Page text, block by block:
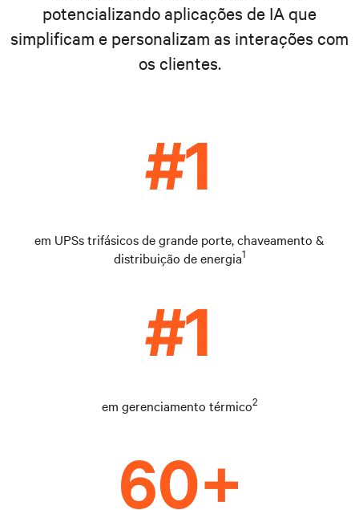
potencializando aplicações de IA que
simplificam e personalizam as interações com
os clientes.
em UPSs trifásicos de grande porte, chaveamento &
distribuição de energia1
em gerenciamento térmico2